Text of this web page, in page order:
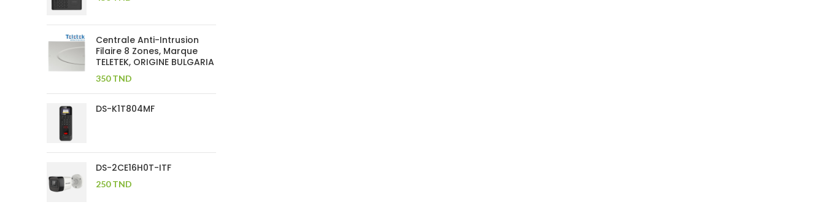
Centrale Anti-Intrusion
Filaire 8 Zones, Marque
TELETEK, ORIGINE BULGARIA
350TND
DS-K1T804MF
DS-2CE16H0T-ITF
250TND